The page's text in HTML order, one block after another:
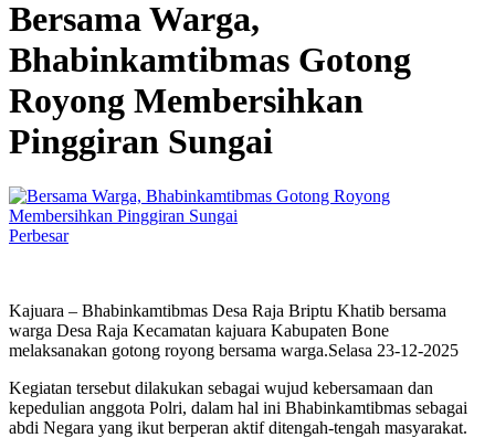
Bersama Warga,
Bhabinkamtibmas Gotong
Royong Membersihkan
Pinggiran Sungai
Perbesar
Kajuara – Bhabinkamtibmas Desa Raja Briptu Khatib bersama
warga Desa Raja Kecamatan kajuara Kabupaten Bone
melaksanakan gotong royong bersama warga.Selasa 23-12-2025
Kegiatan tersebut dilakukan sebagai wujud kebersamaan dan
kepedulian anggota Polri, dalam hal ini Bhabinkamtibmas sebagai
abdi Negara yang ikut berperan aktif ditengah-tengah masyarakat.